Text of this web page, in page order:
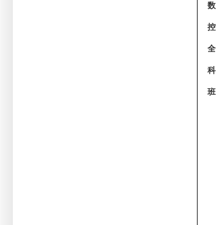
数
控
全
科
班